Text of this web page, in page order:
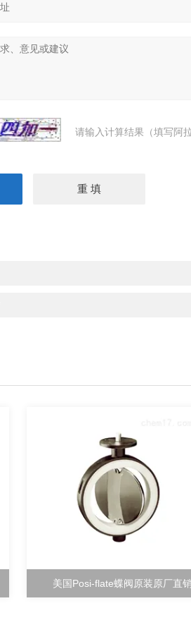
请输入计算结果（填写阿
美国Posi-flate蝶阀原装原厂直销